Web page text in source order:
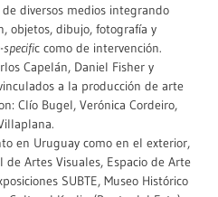
diversos medios integrando
objetos, dibujo, fotografía y
specific como de intervención.
Capelán, Daniel Fisher y
a la producción de arte
Clío Bugel, Verónica Cordeiro,
en Uruguay como en el exterior,
Artes Visuales, Espacio de Arte
SUBTE, Museo Histórico